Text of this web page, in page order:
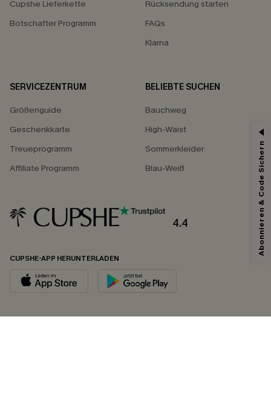
Cupshe Lieferkette
Botschafter Programm
Rücksendung starten
FAQs
Klarna
SERVICEZENTRUM
Größenguide
Geschenkkarte
Treueprogramm
Affiliate Programm
BELIEBTE SUCHEN
Bauchweg
High-Waist
Sommerkleider
Blau-Weiß
4.4
CUPSHE-APP HERUNTERLADEN
Abonnieren & Code Sichern